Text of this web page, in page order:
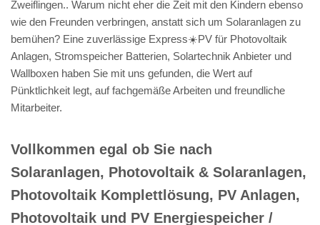
Zweiflingen.. Warum nicht eher die Zeit mit den Kindern ebenso
wie den Freunden verbringen, anstatt sich um Solaranlagen zu
bemühen? Eine zuverlässige Express☀️PV️ für Photovoltaik
Anlagen, Stromspeicher Batterien, Solartechnik Anbieter und
Wallboxen haben Sie mit uns gefunden, die Wert auf
Pünktlichkeit legt, auf fachgemäße Arbeiten und freundliche
Mitarbeiter.
Vollkommen egal ob Sie nach
Solaranlagen, Photovoltaik & Solaranlagen,
Photovoltaik Komplettlösung, PV Anlagen,
Photovoltaik und PV Energiespeicher /